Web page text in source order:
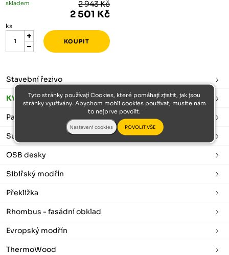
skladem 2 943 Kč
2 501 Kč
ks
Stavební řezivo
KVH hranoly
Palubky
Sušené a hoblované
OSB desky
Sibiřský modřín
Překližka
Rhombus - fasádní obklad
Evropský modřín
ThermoWood
Tyto stránky používají Cookies, které pomáhají zjistit, jak jsou
stránky využívány. Abychom mohli cookies používat, musíte nám
to nejprve povolit.